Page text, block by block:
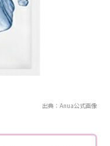
出典：Anua公式画像